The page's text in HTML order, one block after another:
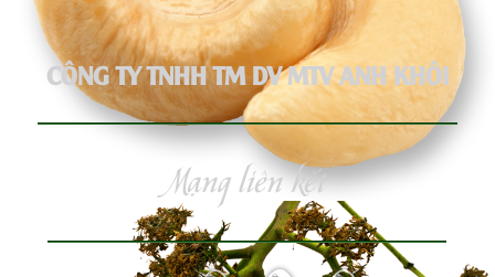
CÔNG TY TNHH TM DV MTV ANH KHÔI
Mạng liên kết